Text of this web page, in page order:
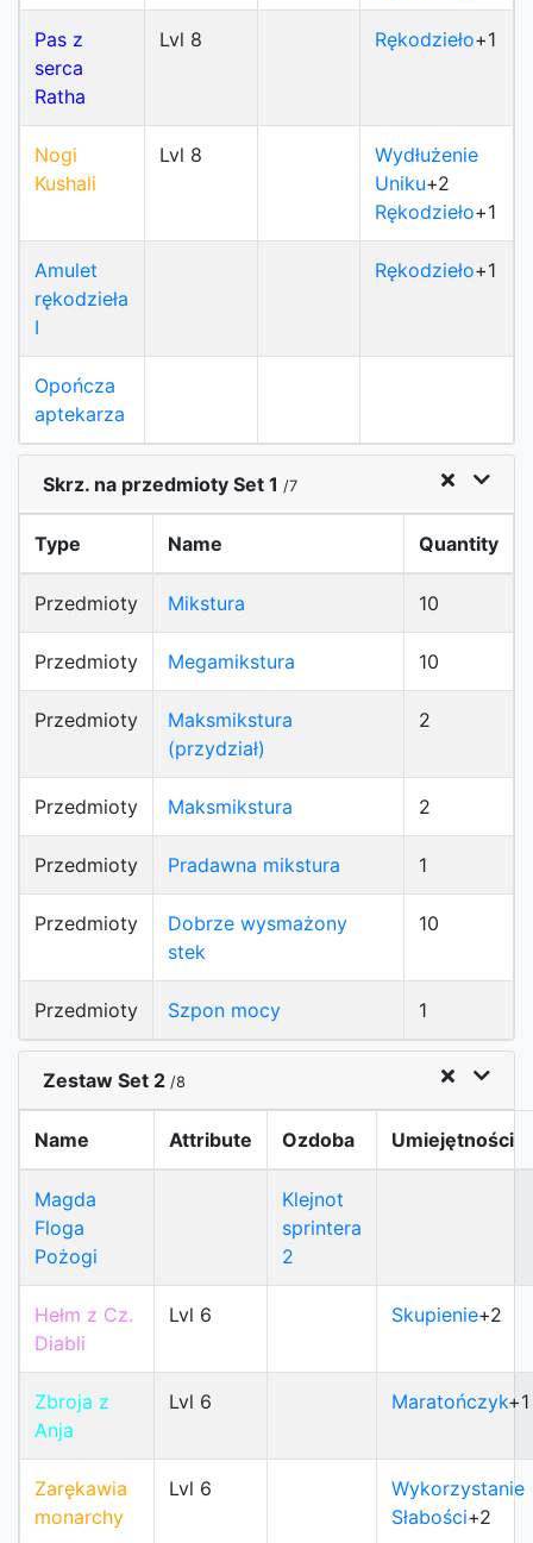
Pas z
serca
Ratha
Lvl 8 Rękodzieło+1
Nogi
Kushali
Lvl 8
Wydłużenie
Uniku+2
Rękodzieło+1
Amulet
rękodzieła
I
Rękodzieło+1
Opończa
aptekarza
Skrz. na przedmioty Set 1 /7
Type Name Quantity
Przedmioty Mikstura 10
Przedmioty Megamikstura 10
Przedmioty
Maksmikstura
(przydział)
2
Przedmioty Maksmikstura 2
Przedmioty Pradawna mikstura 1
Przedmioty
Dobrze wysmażony
stek
10
Przedmioty Szpon mocy 1
Zestaw Set 2 /8
Name Attribute Ozdoba Umiejętności
Magda
Floga
Pożogi
Klejnot
sprintera
2
Hełm z Cz.
Diabli
Lvl 6 Skupienie+2
Zbroja z
Anja
Lvl 6 Maratończyk+1
Zarękawia
monarchy
Lvl 6
Wykorzystanie
Słabości+2